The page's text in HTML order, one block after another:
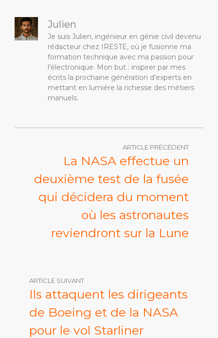
Julien
Je suis Julien, ingénieur en génie civil devenu
rédacteur chez IRESTE, où je fusionne ma
formation technique avec ma passion pour
l'électronique. Mon but : inspirer par mes
écrits la prochaine génération d'experts en
mettant en lumière la richesse des métiers
manuels.
ARTICLE PRÉCÉDENT
La NASA effectue un
deuxième test de la fusée
qui décidera du moment
où les astronautes
reviendront sur la Lune
ARTICLE SUIVANT
Ils attaquent les dirigeants
de Boeing et de la NASA
pour le vol Starliner